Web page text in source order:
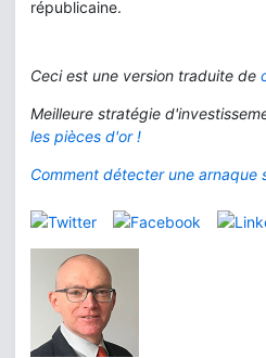
républicaine.
Ceci est une version traduite de
Meilleure stratégie
les pièces d'or !
Comment détecter une arnaque